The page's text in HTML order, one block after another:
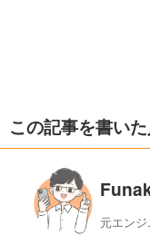
この記事を書い
元エン